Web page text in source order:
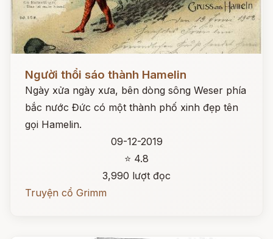
Người thổi sáo thành Hamelin
Ngày xửa ngày xưa, bên dòng sông Weser phía
bắc nước Đức có một thành phố xinh đẹp tên
gọi Hamelin.
09-12-2019
⭐ 4.8
3,990 lượt đọc
Truyện cổ Grimm